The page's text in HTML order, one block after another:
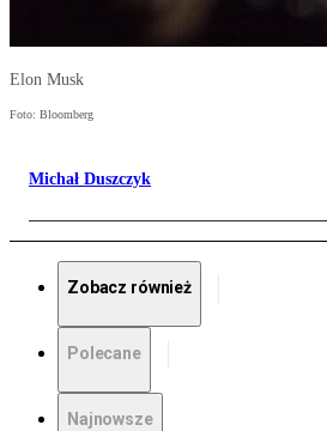
Elon Musk
Foto: Bloomberg
Michał Duszczyk
Zobacz również
Polecane
Najnowsze